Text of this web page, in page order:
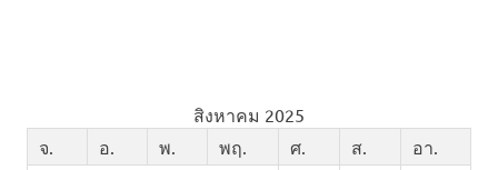
สิงหาคม 2025
จ.
อ. พ. พฤ. ศ. ส.
อา.